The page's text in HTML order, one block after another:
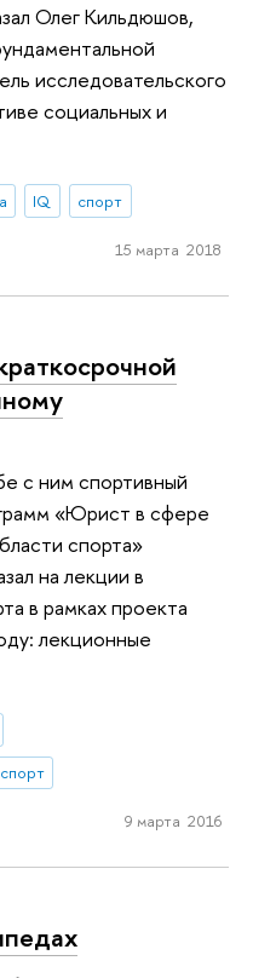
Олег Кильдюшов,
исследовательского
социальных и
IQ спорт
15 марта 2018
с ним спортивный
«Юрист в сфере
спорта»
на лекции в
в рамках проекта
лекционные
спорт
9 марта 2016